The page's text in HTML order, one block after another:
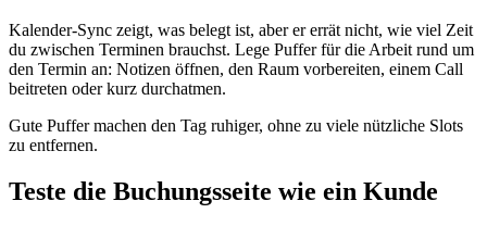
Kalender-Sync zeigt, was belegt ist, aber er errät nicht, wie viel Zeit
du zwischen Terminen brauchst. Lege Puffer für die Arbeit rund um
den Termin an: Notizen öffnen, den Raum vorbereiten, einem Call
beitreten oder kurz durchatmen.
Gute Puffer machen den Tag ruhiger, ohne zu viele nützliche Slots
zu entfernen.
Teste die Buchungsseite wie ein Kunde